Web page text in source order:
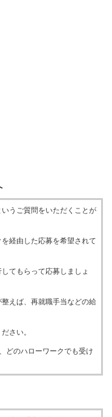
いうご質問をいただくことが
経由した応募を希望されて
てもらって応募しましょ
えば、再就職手当などの給
さい。
どのハローワークでも受け